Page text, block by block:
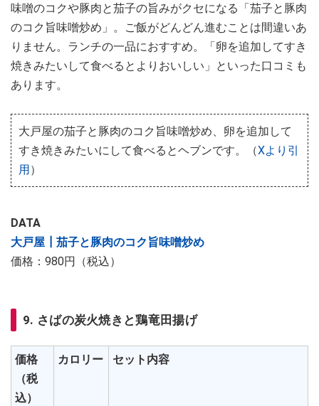
味噌のコクや豚肉と茄子の旨みがクセになる「茄子と豚肉
のコク旨味噌炒め」。ご飯がどんどん進むことは間違いあ
りません。ランチの一品におすすめ。「卵を追加してすき
焼きみたいして食べるとよりおいしい」といった口コミも
あります。
大戸屋の茄子と豚肉のコク旨味噌炒め、卵を追加して
すき焼きみたいにして食べるとヘブンです。（Xより引
用 ）
DATA
大戸屋┃茄子と豚肉のコク旨味噌炒め
価格：980円（税込）
9. さばの炭火焼きと鶏竜田揚げ
価格
（税
込）
カロリー セット内容